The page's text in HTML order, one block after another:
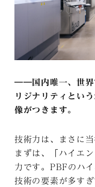
――国内唯一、世界
リジナリティとい
像がつきます。
技術力は、まさに
まずは、「ハイエ
力です。PBFのハ
技術の要素が多す